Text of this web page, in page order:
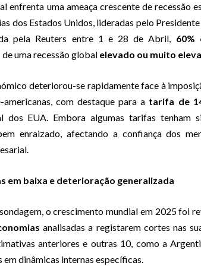
enfrenta uma ameaça crescente de recessão
dos Estados Unidos, lideradas pelo
pela Reuters entre 1 e 28 de Abril, 60%
uma recessão global elevado ou muito
deteriorou-se rapidamente face à
com destaque para a tarifa de
dos EUA. Embora algumas tarifas tenham
enraizado, afectando a confiança dos
em baixa e deterioração generalizada
o crescimento mundial em 2025 foi
analisadas a registarem cortes nas
anteriores e outras 10, como a
em dinâmicas internas específicas.